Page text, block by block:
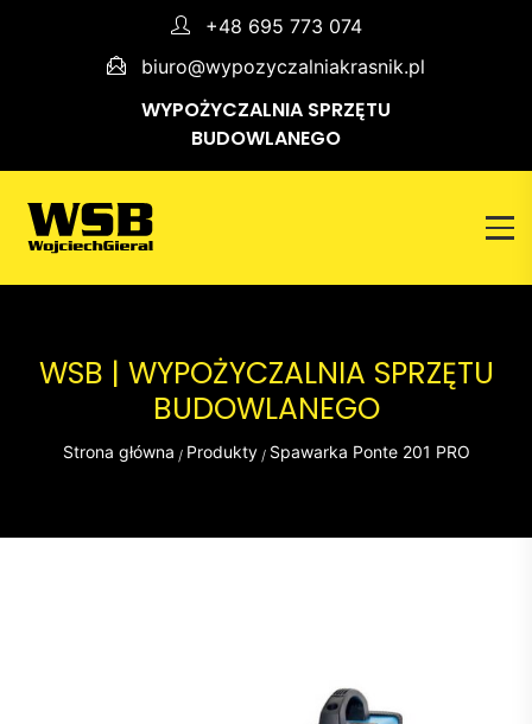
+48 695 773 074
biuro@wypozyczalniakrasnik.pl
WYPOŻYCZALNIA SPRZĘTU
BUDOWLANEGO
WSB | WYPOŻYCZALNIA SPRZĘTU
BUDOWLANEGO
Strona główna Produkty Spawarka Ponte 201 PRO